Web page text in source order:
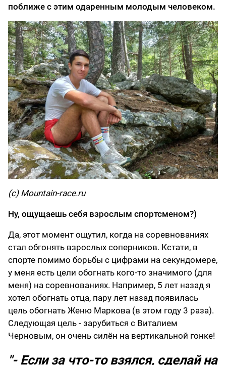
поближе с этим одаренным молодым человеком.
(c) Mountain-race.ru
Ну, ощущаешь себя взрослым спортсменом?)
Да, этот момент ощутил, когда на соревнованиях
стал обгонять взрослых соперников. Кстати, в
спорте помимо борьбы с цифрами на секундомере,
у меня есть цели обогнать кого-то значимого (для
меня) на соревнованиях. Например, 5 лет назад я
хотел обогнать отца, пару лет назад появилась
цель обогнать Женю Маркова (в этом году 3 раза).
Следующая цель - зарубиться с Виталием
Черновым, он очень силён на вертикальной гонке!
"- Если за что-то взялся, сделай на